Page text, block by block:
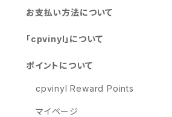
お支払い方法について
「cpvinyl」について
ポイントについて
cpvinyl Reward Points
マイページ